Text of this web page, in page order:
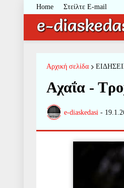
Home Στείλτε E-mail
Αρχική σελίδα
Αχαΐα -
e-diaskedasi -